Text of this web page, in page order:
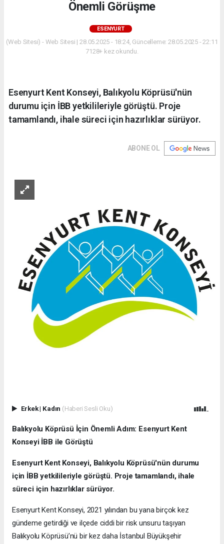
Önemli Görüşme
ESENYURT
(Web Sitesi) - Web Sitesi | 28.05.2025 - 18:24, Güncelleme: 28.05.2025 - 22:11
7128+ kez okundu.
Esenyurt Kent Konseyi, Balıkyolu Köprüsü'nün
durumu için İBB yetkilileriyle görüştü. Proje
tamamlandı, ihale süreci için hazırlıklar sürüyor.
ABONE OL
Erkek| Kadın (Haberi Sesli Oku)
Balıkyolu Köprüsü İçin Önemli Adım: Esenyurt Kent
Konseyi İBB ile Görüştü
Esenyurt Kent Konseyi, Balıkyolu Köprüsü'nün durumu
için İBB yetkilileriyle görüştü. Proje tamamlandı, ihale
süreci için hazırlıklar sürüyor.
Esenyurt Kent Konseyi, 2021 yılından bu yana birçok kez
gündeme getirdiği ve ilçede ciddi bir risk unsuru taşıyan
Balıkyolu Köprüsü’nü bir kez daha İstanbul Büyükşehir